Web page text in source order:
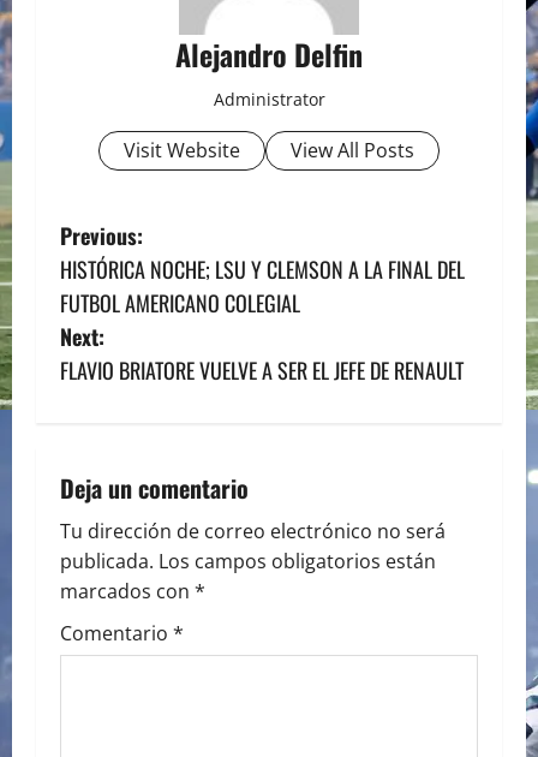
Alejandro Delfin
Administrator
Visit Website View All Posts
P
o
s
t
a
v
i
g
Previous:
HISTÓRICA NOCHE; LSU Y CLEMSON A LA FINAL DEL
FUTBOL AMERICANO COLEGIAL
Next:
FLAVIO BRIATORE VUELVE A SER EL JEFE DE RENAULT
Deja un comentario
Tu dirección de correo electrónico no será
publicada. Los campos obligatorios están
marcados con *
Comentario *